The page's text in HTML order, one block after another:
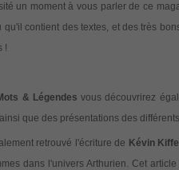
un moment à vous parler de ce
qu'il contient des textes, et des très
!
& Légendes vous découvrirez
que des présentations des
retrouvé l'écriture de Kévin
dans l'univers Arthurien. Cet